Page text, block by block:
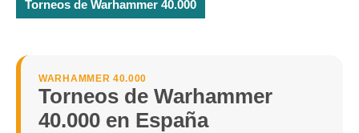
Torneos de Warhammer 40.000
WARHAMMER 40.000
Torneos de Warhammer
40.000 en España